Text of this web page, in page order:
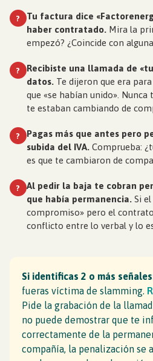
?
Tu factura dice
haber contratado. Mira la
empezó? ¿Coincide con
?
Recibiste una llamada de
datos. Te dijeron que era
que «se habían unido».
te estaban cambiando de
?
Pagas más que antes pero
subida del IVA. Comprueba:
es que te cambiaron de
?
Al pedir la baja te cobran
que había permanencia. Si
compromiso» pero el
conflicto entre lo verbal y lo
Si identificas 2 o más
fueras víctima de slamming.
Pide la grabación de la
no puede demostrar que te
correctamente de la
compañía, la penalización se